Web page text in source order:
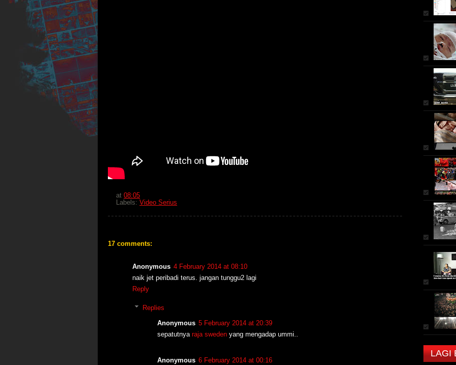
at 08:05
Labels: Video Serius
17 comments:
Anonymous 4 February 2014 at 08:10
naik jet peribadi terus. jangan tunggu2 lagi
Reply
Replies
Anonymous 5 February 2014 at 20:39
sepatutnyaraja swedenyang mengadap ummi..
Anonymous 6 February 2014 at 00:16
LAGI